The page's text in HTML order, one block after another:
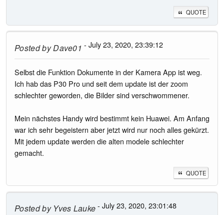
QUOTE
Posted byDave01 - July 23, 2020, 23:39:12
Selbst die Funktion Dokumente in der Kamera App ist weg.
Ich hab das P30 Pro und seit dem update ist der zoom
schlechter geworden, die Bilder sind verschwommener.
Mein nächstes Handy wird bestimmt kein Huawei. Am Anfang
war ich sehr begeistern aber jetzt wird nur noch alles gekürzt.
Mit jedem update werden die alten modele schlechter
gemacht.
QUOTE
Posted byYves Lauke- July 23, 2020, 23:01:48